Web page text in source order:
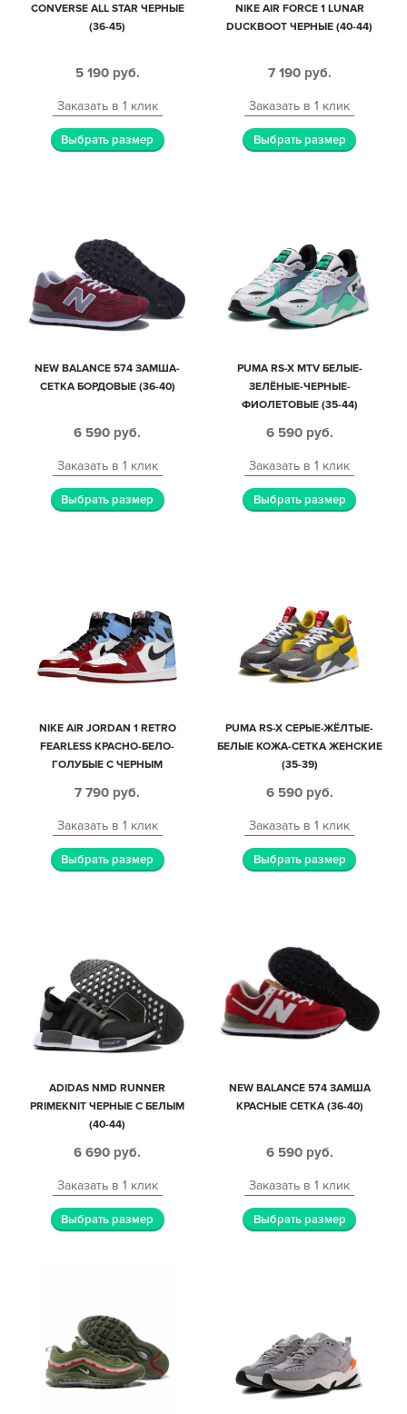
CONVERSE ALL STAR ЧЕРНЫЕ
(36-45)
5 190 руб.
Заказать в 1 клик
Выбрать размер
NIKE AIR FORCE 1 LUNAR
DUCKBOOT ЧЕРНЫЕ (40-44)
7 190 руб.
Заказать в 1 клик
Выбрать размер
NEW BALANCE 574 ЗАМША-
СЕТКА БОРДОВЫЕ (36-40)
6 590 руб.
Заказать в 1 клик
Выбрать размер
PUMA RS-X MTV БЕЛЫЕ-
ЗЕЛЁНЫЕ-ЧЕРНЫЕ-
ФИОЛЕТОВЫЕ (35-44)
6 590 руб.
Заказать в 1 клик
Выбрать размер
NIKE AIR JORDAN 1 RETRO
FEARLESS КРАСНО-БЕЛО-
ГОЛУБЫЕ С ЧЕРНЫМ
ЖЕНСКИЕ (35-44)
7 790 руб.
Заказать в 1 клик
Выбрать размер
PUMA RS-X СЕРЫЕ-ЖЁЛТЫЕ-
БЕЛЫЕ КОЖА-СЕТКА ЖЕНСКИЕ
(35-39)
6 590 руб.
Заказать в 1 клик
Выбрать размер
ADIDAS NMD RUNNER
PRIMEKNIT ЧЕРНЫЕ С БЕЛЫМ
(40-44)
6 690 руб.
Заказать в 1 клик
Выбрать размер
NEW BALANCE 574 ЗАМША
КРАСНЫЕ СЕТКА (36-40)
6 590 руб.
Заказать в 1 клик
Выбрать размер